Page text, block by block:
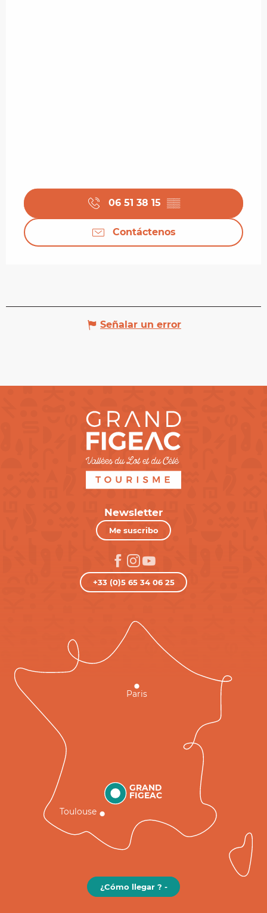
06 51 38 15 ▒▒
Contáctenos
Señalar un error
Newsletter
Me suscribo
+33 (0)5 65 34 06 25
GRAND
FIGEAC
Toulouse
Paris
¿Cómo llegar ? -